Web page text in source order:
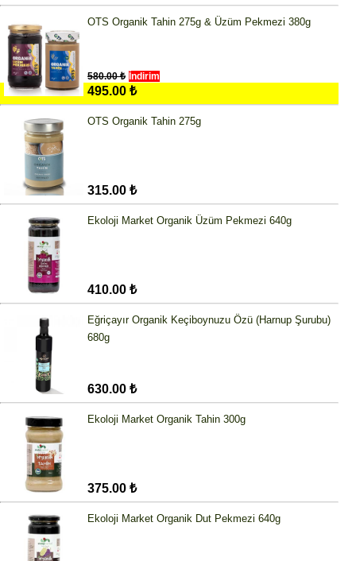
OTS Organik Tahin 275g & Üzüm Pekmezi 380g
580.00 ₺ İndirim
495.00 ₺
OTS Organik Tahin 275g
315.00 ₺
Ekoloji Market Organik Üzüm Pekmezi 640g
410.00 ₺
Eğriçayır Organik Keçiboynuzu Özü (Harnup Şurubu)
680g
630.00 ₺
Ekoloji Market Organik Tahin 300g
375.00 ₺
Ekoloji Market Organik Dut Pekmezi 640g